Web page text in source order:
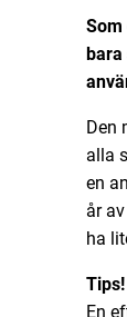
bara
Den
alla
en
år
ha
Tips!
En